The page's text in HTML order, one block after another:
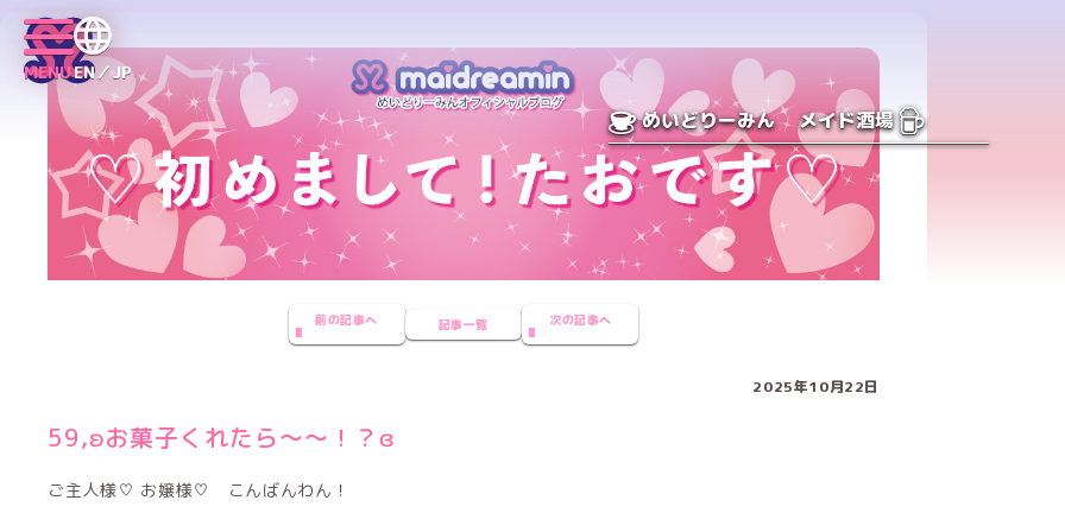
MENUEN／JP
めいどりーみん メイド酒場
前の記事へ 記事一覧 次の記事へ
2025年10月22日
59,ʚお菓子くれたら〜〜！？ɞ
ご主人様♡ お嬢様♡ こんばんわん！